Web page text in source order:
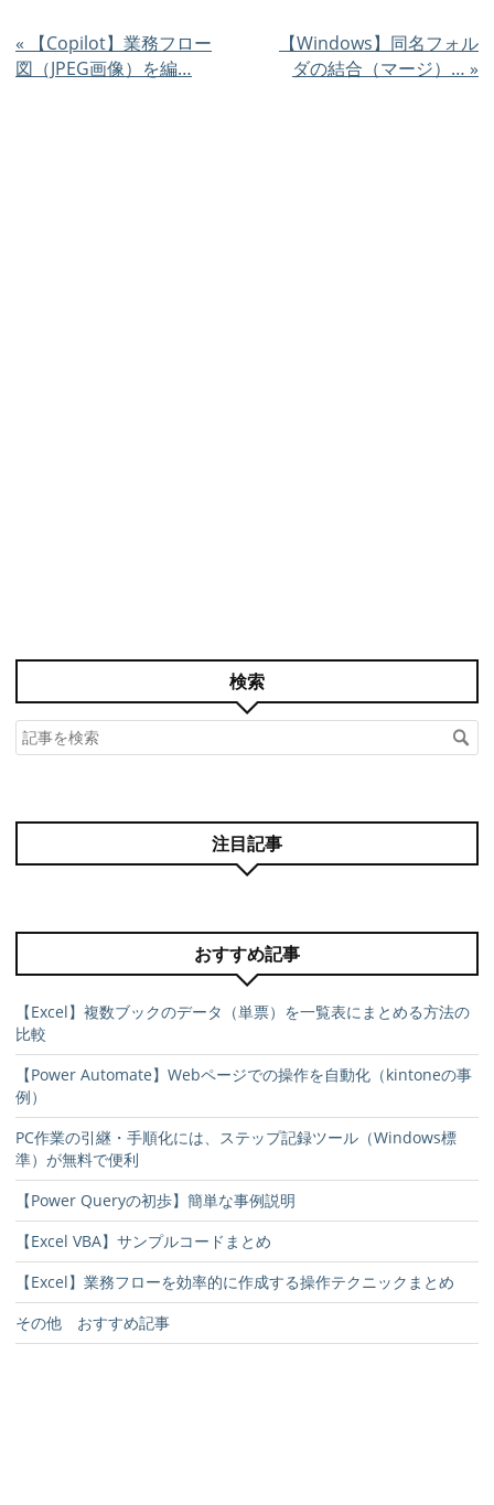
«
【Copilot】業務フロー
図（JPEG画像）を編…
【Windows】同名フォル
ダの結合（マージ）… »
検索
注目記事
おすすめ記事
【Excel】複数ブックのデータ（単票）を一覧表にまとめる方法の
比較
【Power Automate】Webページでの操作を自動化（kintoneの事
例）
PC作業の引継・手順化には、ステップ記録ツール（Windows標
準）が無料で便利
【Power Queryの初歩】簡単な事例説明
【Excel VBA】サンプルコードまとめ
【Excel】業務フローを効率的に作成する操作テクニックまとめ
その他 おすすめ記事